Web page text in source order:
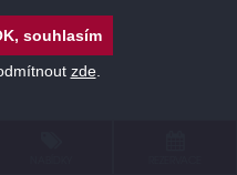
souhlasím
zde.